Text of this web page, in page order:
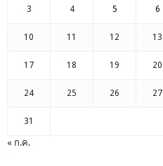
3 4 5 6
10 11 12 13
17 18 19 20
24 25 26 27
31
« ก.ค.